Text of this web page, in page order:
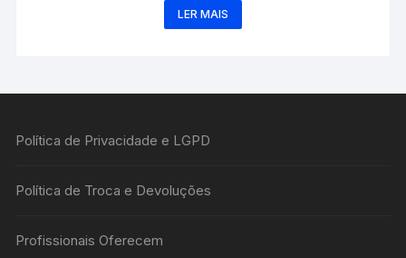
LER MAIS
Política de Privacidade e LGPD
Política de Troca e Devoluções
Profissionais Oferecem